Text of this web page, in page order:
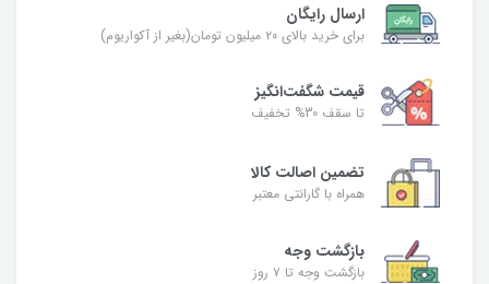
ارسال رایگان
برای خرید بالای ۲۰ میلیون تومان(بغیر از آکواریوم)
قیمت شگفت‌انگیز
تا سقف 30% تخفیف
تضمین اصالت کالا
همراه با گارانتی معتبر
بازگشت وجه
بازگشت وجه تا ۷ روز